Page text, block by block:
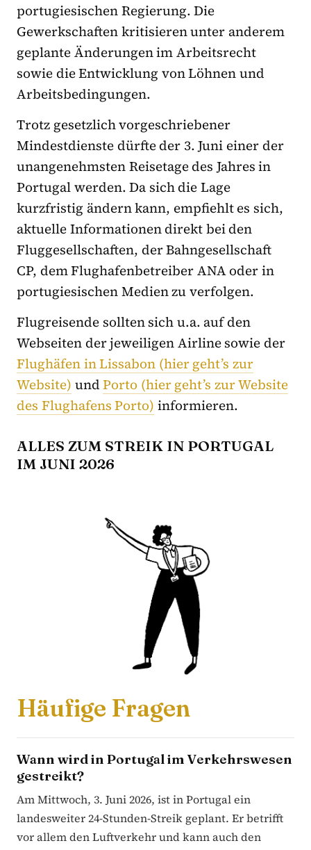
portugiesischen Regierung. Die
Gewerkschaften kritisieren unter anderem
geplante Änderungen im Arbeitsrecht
sowie die Entwicklung von Löhnen und
Arbeitsbedingungen.
Trotz gesetzlich vorgeschriebener
Mindestdienste dürfte der 3. Juni einer der
unangenehmsten Reisetage des Jahres in
Portugal werden. Da sich die Lage
kurzfristig ändern kann, empfiehlt es sich,
aktuelle Informationen direkt bei den
Fluggesellschaften, der Bahngesellschaft
CP, dem Flughafenbetreiber ANA oder in
portugiesischen Medien zu verfolgen.
Flugreisende sollten sich u.a. auf den
Webseiten der jeweiligen Airline sowie der
Flughäfen in Lissabon (hier geht’s zur
Website) undPorto (hier geht’s zur Website
des Flughafens Porto) informieren.
ALLES ZUM STREIK IN PORTUGAL
IM JUNI 2026
Häufige Fragen
Wann wird in Portugal im Verkehrswesen
gestreikt?
Am Mittwoch, 3. Juni 2026, ist in Portugal ein
landesweiter 24-Stunden-Streik geplant. Er betrifft
vor allem den Luftverkehr und kann auch den